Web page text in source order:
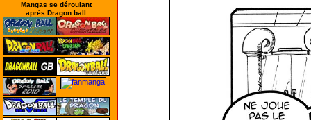
Mangas se déroulant
après Dragon ball